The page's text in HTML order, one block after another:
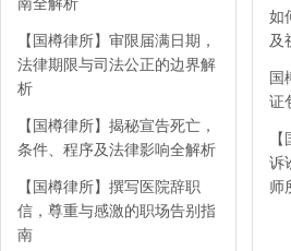
南全解析
【国樽律所】审限届满日期，
法律期限与司法公正的边界解
析
【国樽律所】揭秘宣告死亡，
条件、程序及法律影响全解析
【国樽律所】撰写医院辞职
信，尊重与感激的职场告别指
南
如
及
国
证
诉
师